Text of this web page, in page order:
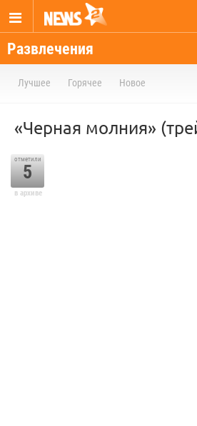
Развлечения
Лучшее Горячее Новое
«Черная молния»
отметили
5
в архиве